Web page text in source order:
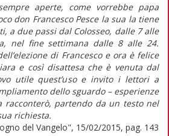
aperte, come vorrebbe papa
don Francesco Pesce la sua la tiene
a due passi dal Colosseo, dalle 7 alle
nel fine settimana dalle 8 alle 24.
di Francesco e ora è felice
e così disattesa che è venuta dal
utile quest’uso e invito i lettori a
dello sguardo – esperienze
racconterò, partendo da un testo nel
richiesta.
del Vangelo", 15/02/2015, pag. 143